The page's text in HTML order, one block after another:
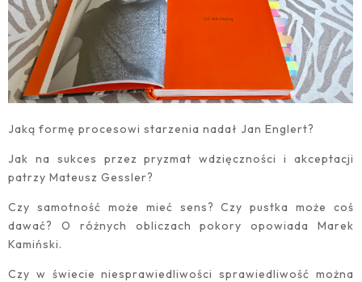
Jaką formę procesowi starzenia nadał Jan Englert?
Jak na sukces przez pryzmat wdzięczności i akceptacji
patrzy Mateusz Gessler?
Czy samotność może mieć sens? Czy pustka może coś
dawać? O różnych obliczach pokory opowiada Marek
Kamiński.
Czy w świecie niesprawiedliwości sprawiedliwość można